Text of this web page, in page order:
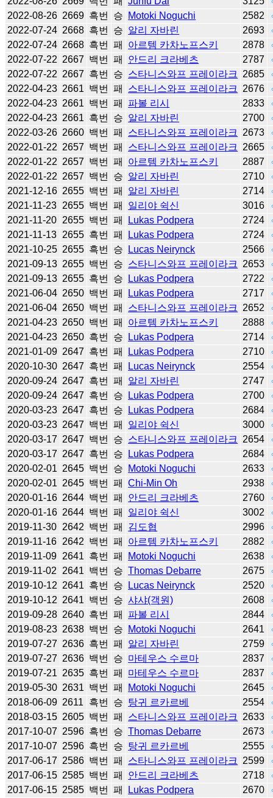
2022-08-26 2669 흑번 승 Motoki Noguchi 2582
2022-07-24 2668 흑번 승 알리 자바린 2693
2022-07-24 2668 흑번 패 아르템 카차노프스키 2878
2022-07-22 2667 백번 패 안드리 크라베츠 2787
2022-07-22 2667 흑번 승 스타니스와프 프레이라크 2685
2022-04-23 2661 백번 패 스타니스와프 프레이라크 2676
2022-04-23 2661 백번 패 파볼 리시 2833
2022-04-23 2661 흑번 승 알리 자바린 2700
2022-03-26 2660 백번 패 스타니스와프 프레이라크 2673
2022-01-22 2657 백번 패 스타니스와프 프레이라크 2665
2022-01-22 2657 백번 패 아르템 카차노프스키 2887
2022-01-22 2657 백번 승 알리 자바린 2710
2021-12-16 2655 백번 패 알리 자바린 2714
2021-11-23 2655 백번 패 일리야 쉭신 3016
2021-11-20 2655 백번 패 Lukas Podpera 2724
2021-11-13 2655 흑번 패 Lukas Podpera 2724
2021-10-25 2655 흑번 승 Lucas Neirynck 2566
2021-09-13 2655 백번 승 스타니스와프 프레이라크 2653
2021-09-13 2655 흑번 승 Lukas Podpera 2722
2021-06-04 2650 백번 패 Lukas Podpera 2717
2021-06-04 2650 백번 패 스타니스와프 프레이라크 2652
2021-04-23 2650 백번 패 아르템 카차노프스키 2888
2021-04-23 2650 흑번 승 Lukas Podpera 2714
2021-01-09 2647 흑번 패 Lukas Podpera 2710
2020-10-30 2647 흑번 패 Lucas Neirynck 2554
2020-09-24 2647 흑번 패 알리 자바린 2747
2020-09-24 2647 흑번 승 Lukas Podpera 2700
2020-03-23 2647 흑번 승 Lukas Podpera 2684
2020-03-23 2647 백번 패 일리야 쉭신 3000
2020-03-17 2647 백번 승 스타니스와프 프레이라크 2654
2020-03-17 2647 흑번 승 Lukas Podpera 2684
2020-02-01 2645 백번 승 Motoki Noguchi 2633
2020-02-01 2645 백번 패 Chi-Min Oh 2938
2020-01-16 2644 백번 패 안드리 크라베츠 2760
2020-01-16 2644 백번 패 일리야 쉭신 3002
2019-11-30 2642 백번 패 김도협 2996
2019-11-16 2642 백번 패 아르템 카차노프스키 2882
2019-11-09 2641 흑번 패 Motoki Noguchi 2638
2019-11-02
2641 백번 승 Thomas Debarre 2675
2019-10-12 2641 흑번 승 Lucas Neirynck 2520
2019-10-12 2641 백번 승 샤샤(객원) 2608
2019-09-28 2640 흑번 패 파볼 리시 2844
2019-08-23 2638 백번 승 Motoki Noguchi 2641
2019-07-27 2636 흑번 패 알리 자바린 2759
2019-07-27 2636 백번 승 마테우스 수르마 2837
2019-07-21 2635 흑번 패 마테우스 수르마 2837
2019-05-30 2631 백번 패 Motoki Noguchi 2645
2018-06-09 2611 흑번 승 탕귀 르카르베 2554
2018-03-15 2605 백번 패 스타니스와프 프레이라크 2633
2017-10-07 2596 흑번 승 Thomas Debarre 2673
2017-10-07 2596 흑번 승 탕귀 르카르베 2555
2017-06-17 2586 백번 패 스타니스와프 프레이라크 2599
2017-06-15 2585 백번 패 안드리 크라베츠 2718
2017-06-15 2585 백번 패 Lukas Podpera 2670